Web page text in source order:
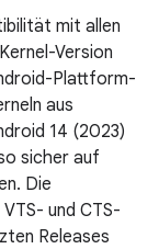
mit allen
Version
Plattform-
aus
14 (2023)
sicher auf
Die
und CTS-
Releases